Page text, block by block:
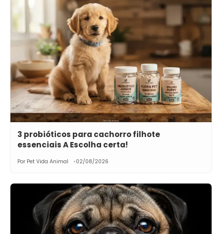
3 probióticos para cachorro filhote
essenciais A Escolha certa!
Por Pet Vida Animal 02/08/2026